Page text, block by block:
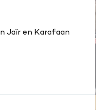
Jaïr en Karafaan